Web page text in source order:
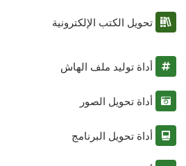
تحويل الكتب الإلكترونية
أداة توليد ملف الهاش
أداة تحويل الصور
أداة تحويل البرنامج